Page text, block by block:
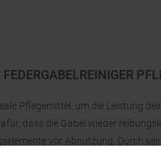
Pflegemittel, um die Leistung
dass die Gabel wieder
vor Abnutzung. Durch